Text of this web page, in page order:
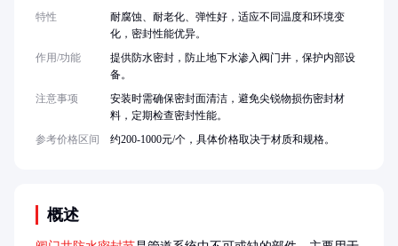
概述
特性
耐腐蚀、耐老化、弹性好，适应不同温度和环境变
化，密封性能优异。
作用/功能
提供防水密封，防止地下水渗入阀门井，保护内部设
备。
注意事项
安装时需确保密封面清洁，避免尖锐物损伤密封材
料，定期检查密封性能。
参考价格区间
约200-1000元/个，具体价格取决于材质和规格。